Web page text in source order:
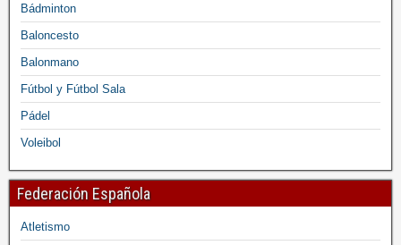
Bádminton
Baloncesto
Balonmano
Fútbol y Fútbol Sala
Pádel
Voleibol
Federación Española
Atletismo